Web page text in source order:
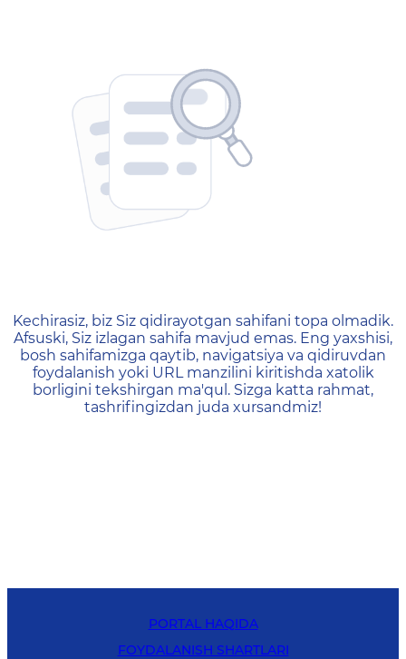
404 — Страница не
Kechirasiz, biz Siz qidirayotgan sahifani topa olmadik.
Afsuski, Siz izlagan sahifa mavjud emas. Eng yaxshisi,
bosh sahifamizga qaytib, navigatsiya va qidiruvdan
foydalanish yoki URL manzilini kiritishda xatolik
borligini tekshirgan ma'qul. Sizga katta rahmat,
tashrifingizdan juda xursandmiz!
PORTAL HAQIDA
FOYDALANISH SHARTLARI